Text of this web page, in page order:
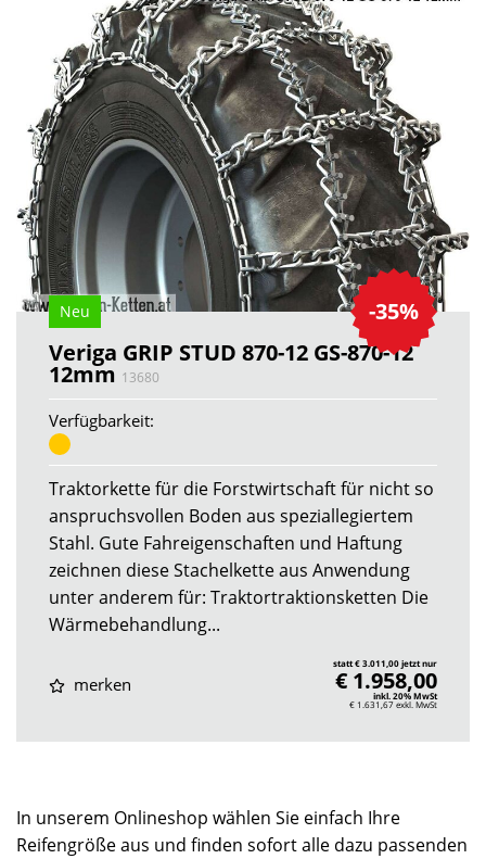
-35%
Neu
Veriga GRIP STUD 870-12 GS-870-12
12mm 13680
Verfügbarkeit:
Traktorkette für die Forstwirtschaft für nicht so
anspruchsvollen Boden aus speziallegiertem
Stahl. Gute Fahreigenschaften und Haftung
zeichnen diese Stachelkette aus Anwendung
unter anderem für: Traktortraktionsketten Die
Wärmebehandlung...
merken
statt € 3.011,00 jetzt nur
€ 1.958,00
inkl. 20% MwSt
€ 1.631,67exkl. MwSt
In unserem Onlineshop wählen Sie einfach Ihre
Reifengröße aus und finden sofort alle dazu passenden